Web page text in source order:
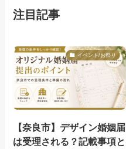
注目記事
イベント/お祭り
【奈良市】デザイン婚姻届
は受理される？記載事項と